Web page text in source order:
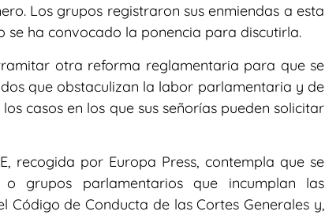
Los grupos registraron sus enmiendas a esta
se ha convocado la ponencia para discutirla.
otra reforma reglamentaria para que se
que obstaculizan la labor parlamentaria y de
casos en los que sus señorías pueden solicitar
recogida por Europa Press, contempla que se
grupos parlamentarios que incumplan las
de Conducta de las Cortes Generales y,